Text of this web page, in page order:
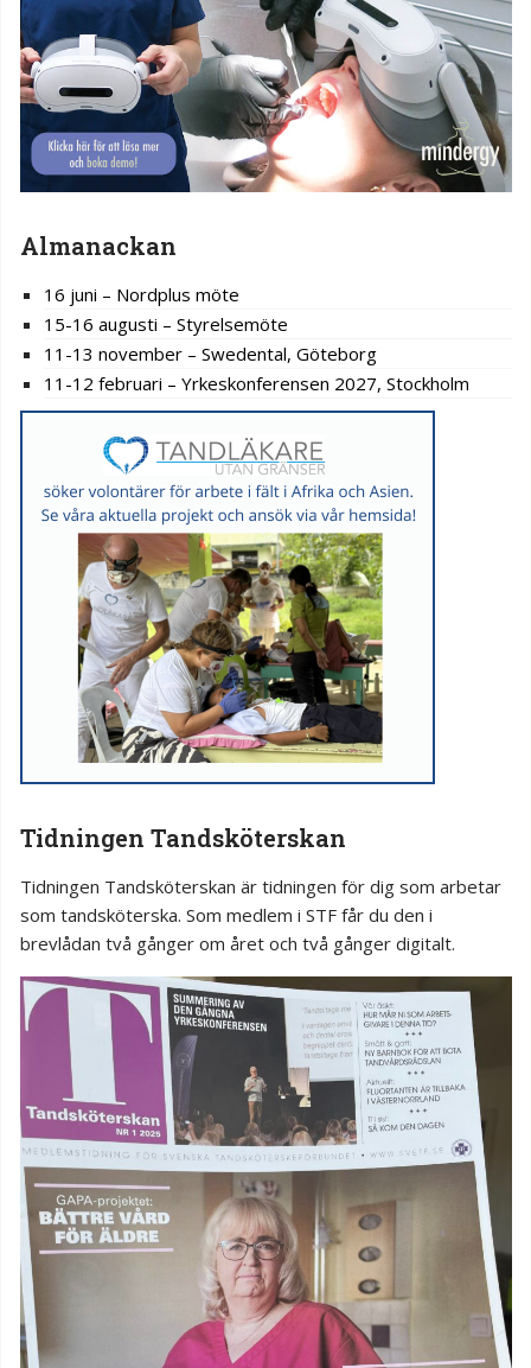
Almanackan
16 juni – Nordplus möte
15-16 augusti – Styrelsemöte
11-13 november – Swedental, Göteborg
11-12 februari – Yrkeskonferensen 2027, Stockholm
Tidningen Tandsköterskan
Tidningen Tandsköterskan är tidningen för dig som arbetar
som tandsköterska. Som medlem i STF får du den i
brevlådan två gånger om året och två gånger digitalt.